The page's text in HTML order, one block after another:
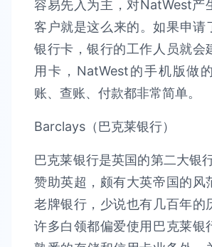
容易先入为主，对NatWest产
客户就是这么来的。如果申请
银行卡，银行的工作人员就会
用卡，NatWest的手机版做
账、查账、付款都非常简单。
Barclays（巴克莱银行）
巴克莱银行是英国的第二大银
赞助英超，颇有大英帝国的风
老牌银行，少说也有几百年的
许多白领都偏爱使用巴克莱银